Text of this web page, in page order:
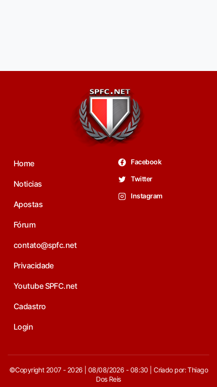
Home
Noticias
Apostas
Fórum
contato@spfc.net
Privacidade
Youtube SPFC.net
Cadastro
Login
Facebook
Twitter
Instagram
©Copyright 2007 - 2026 | 08/08/2026 - 08:30 | Criado por: Thiago
Dos Reis